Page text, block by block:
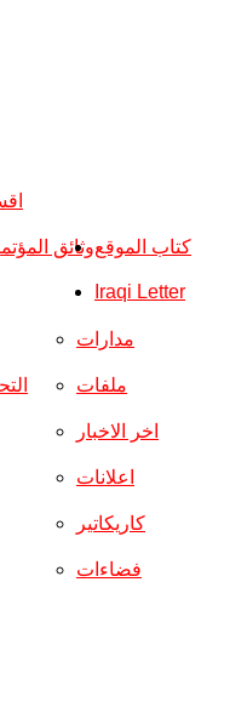
وثائق
مدارات
ملفات
اخر الاخبار
اعلانات
كاريكاتير
فضاءات
كتاب الموقع
Iraqi Letter